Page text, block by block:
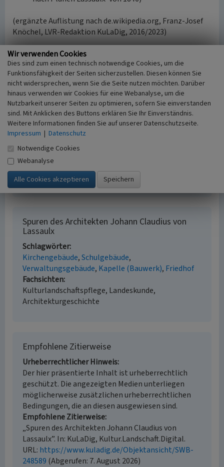
(ergänzte Auflistung nach de.wikipedia.org, Franz-Josef
Knöchel, LVR-Redaktion KuLaDig, 2016/2023)
Internet
www.rheinische-geschichte.lvr.de: Johann Claudius von
Lassaulx (1781-1848), Stadtbaumeister und Architekt
(abgerufen 11.03.2016)
de.wikipedia.org: Johann Claudius von Lassaulx (abgerufen
11.03.2016)
Literatur
Weyres, Willy (1980)
(1781-1848). In: Rheinische Lebensbilder 4, S. 141-
157. Köln (2. unveränderte Auflage).
Spuren des Architekten Johann Claudius von
Lassaulx
Schlagwörter
Kirchengebäude Schulgebäude
Verwaltungsgebäude Kapelle (Bauwerk) Friedhof
Fachsichten
Kulturlandschaftspflege, Landeskunde,
Architekturgeschichte
Empfohlene Zitierweise
Urheberrechtlicher Hinweis
Der hier präsentierte Inhalt ist urheberrechtlich
geschützt. Die angezeigten Medien unterliegen
möglicherweise zusätzlichen urheberrechtlichen
Bedingungen, die an diesen ausgewiesen sind.
Empfohlene Zitierweise
„Spuren des Architekten Johann Claudius von
Lassaulx”. In: KuLaDig, Kultur.Landschaft.Digital.
URL: https://www.kuladig.de/Objektansicht/SWB-
248589 (Abgerufen: 7. August 2026)
Wir verwenden Cookies
Dies sind zum einen technisch notwendige Cookies, um die
Funktionsfähigkeit der Seiten sicherzustellen. Diesen können Sie
nicht widersprechen, wenn Sie die Seite nutzen möchten. Darüber
hinaus verwenden wir Cookies für eine Webanalyse, um die
Nutzbarkeit unserer Seiten zu optimieren, sofern Sie einverstanden
sind. Mit Anklicken des Buttons erklären Sie Ihr Einverständnis.
Weitere Informationen finden Sie auf unserer Datenschutzseite.
Impressum | Datenschutz
Notwendige Cookies
Webanalyse